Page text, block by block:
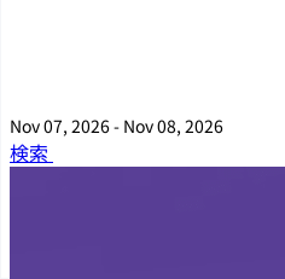
Nov 07, 2026 - Nov 08, 2026
検索